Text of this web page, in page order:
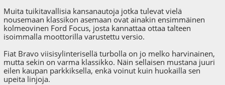
Muita tuikitavallisia kansanautoja jotka tulevat vielä
nousemaan klassikon asemaan ovat ainakin ensimmäinen
kolmeovinen Ford Focus, josta kannattaa ottaa talteen
isoimmalla moottorilla varustettu versio.
Fiat Bravo viisisylinterisellä turbolla on jo melko harvinainen,
mutta sekin on varma klassikko. Näin sellaisen mustana juuri
eilen kaupan parkkiksella, enkä voinut kuin huokailla sen
upeita linjoja.